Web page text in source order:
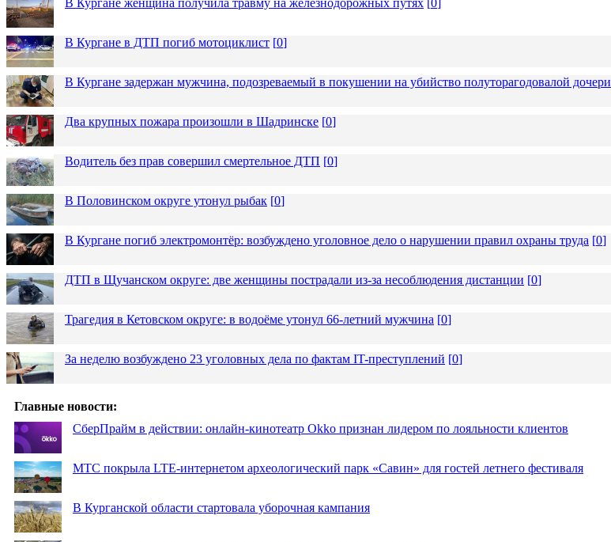
В Кургане в ДТП погиб мотоциклист [0]
В Кургане задержан мужчина, подозреваемый в покушении на убийство полуторагодовалой дочери
Два крупных пожара произошли в Шадринске [0]
Водитель без прав совершил смертельное ДТП [0]
В Половинском округе утонул рыбак [0]
В Кургане погиб электромонтёр: возбуждено уголовное дело о нарушении правил охраны труда [0]
ДТП в Щучанском округе: две женщины пострадали из-за несоблюдения дистанции [0]
Трагедия в Кетовском округе: в водоёме утонул 66-летний мужчина [0]
За неделю возбуждено 23 уголовных дела по фактам IT-преступлений [0]
Главные новости:
СберПрайм в действии: онлайн-кинотеатр Okko признан лидером по лояльности клиентов
МТС покрыла LTE-интернетом археологический парк «Савин» для гостей летнего фестиваля
В Курганской области стартовала уборочная кампания